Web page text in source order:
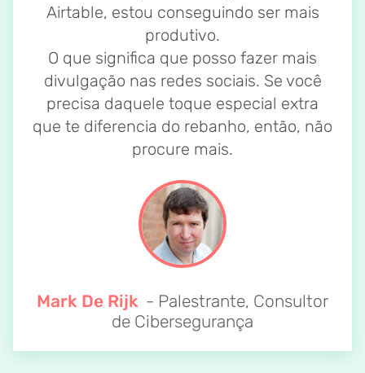
Airtable, estou conseguindo ser mais
produtivo.
O que significa que posso fazer mais
divulgação nas redes sociais. Se você
precisa daquele toque especial extra
que te diferencia do rebanho, então, não
procure mais.
Mark De Rijk - Palestrante, Consultor
de Cibersegurança